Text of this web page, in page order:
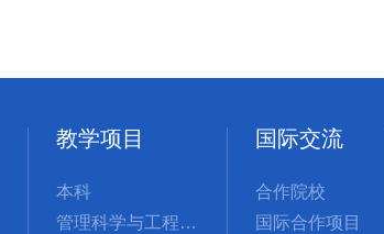
教学项目
本科
管理科学与工程国际硕士
国际交流
合作院校
国际合作项目